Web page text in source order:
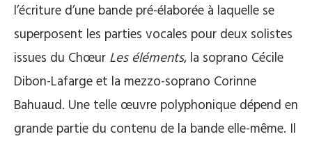
l’écriture d’une bande pré-élaborée à laquelle se
superposent les parties vocales pour deux solistes
issues du Chœur Les éléments, la soprano Cécile
Dibon-Lafarge et la mezzo-soprano Corinne
Bahuaud. Une telle œuvre polyphonique dépend en
grande partie du contenu de la bande elle-même. Il